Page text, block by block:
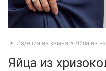
> Изделия из камня > Яйца из
Яйца из